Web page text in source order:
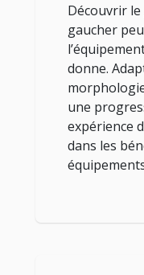
Découvrir
gaucher
donne.
une
expérience
dans les